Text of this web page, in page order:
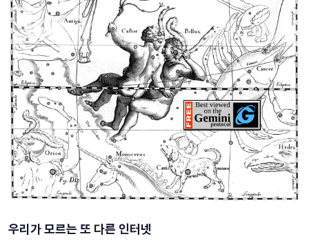
우리가 모르는 또 다른 인터넷